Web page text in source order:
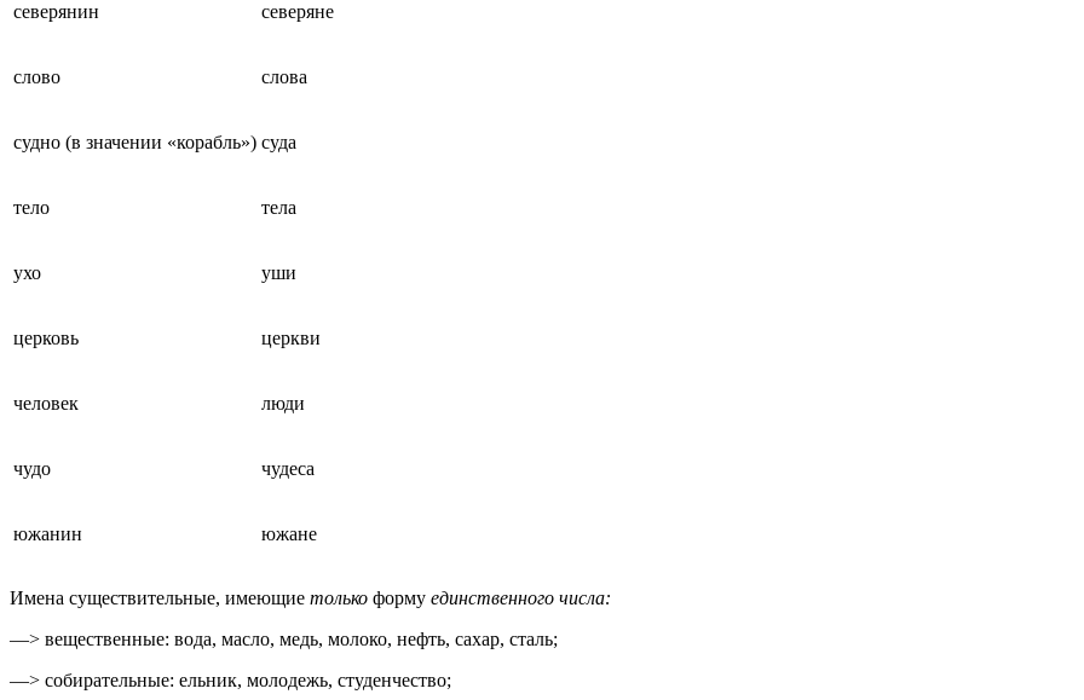
северянин северяне
слово слова
судно (в значении «корабль») суда
тело тела
ухо уши
церковь церкви
человек люди
чудо чудеса
южанин южане
Имена существительные, имеющие только форму единственного числа:
—> вещественные: вода, масло, медь, молоко, нефть, сахар, сталь;
—> собирательные: ельник, молодежь, студенчество;